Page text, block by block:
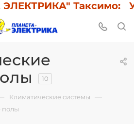
Таксимо: У
10
Климатические системы —
полы